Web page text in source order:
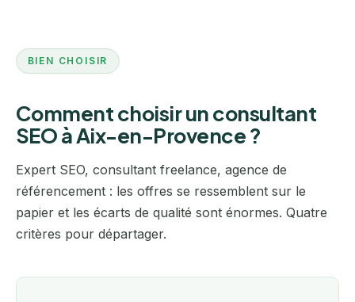
BIEN CHOISIR
Comment choisir un consultant
SEO à Aix-en-Provence ?
Expert SEO, consultant freelance, agence de
référencement : les offres se ressemblent sur le
papier et les écarts de qualité sont énormes. Quatre
critères pour départager.